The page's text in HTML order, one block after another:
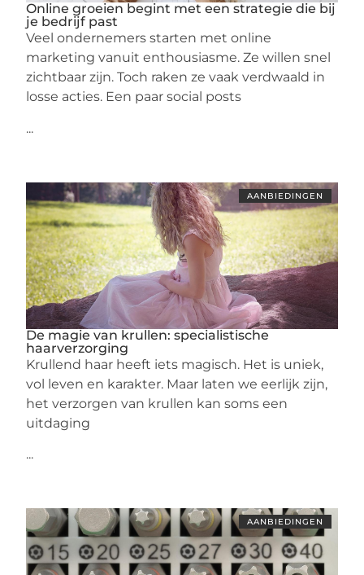
Online groeien begint met een strategie die bij
je bedrijf past
Veel ondernemers starten met online
marketing vanuit enthousiasme. Ze willen snel
zichtbaar zijn. Toch raken ze vaak verdwaald in
losse acties. Een paar social posts
...
AANBIEDINGEN
De magie van krullen: specialistische
haarverzorging
Krullend haar heeft iets magisch. Het is uniek,
vol leven en karakter. Maar laten we eerlijk zijn,
het verzorgen van krullen kan soms een
uitdaging
...
AANBIEDINGEN